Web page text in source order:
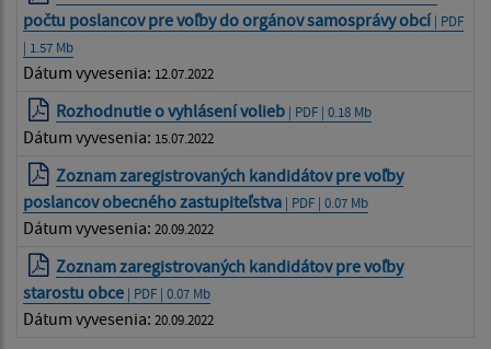
počtu poslancov pre voľby do orgánov samosprávy obcí | PDF
| 1.57 Mb
Dátum vyvesenia: 12.07.2022
Rozhodnutie o vyhlásení volieb | PDF | 0.18 Mb
Dátum vyvesenia: 15.07.2022
Zoznam zaregistrovaných kandidátov pre voľby
poslancov obecného zastupiteľstva | PDF | 0.07 Mb
Dátum vyvesenia: 20.09.2022
Zoznam zaregistrovaných kandidátov pre voľby
starostu obce | PDF | 0.07 Mb
Dátum vyvesenia: 20.09.2022